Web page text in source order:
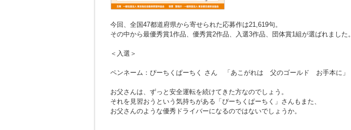
今回、全国47都道府県から寄せられた応募作は21,619句。
その中から最優秀賞1作品、優秀賞2作品、入選3作品、団体賞1組が選ばれました。
＜入選＞
ペンネーム：ぴーちくぱーちく さん 「あこがれは 父のゴールド お手本に」
お父さんは、ずっと安全運転を続けてきた方なのでしょう。
それを見習おうという気持ちがある「ぴーちくぱーちく」さんもまた、
お父さんのような優秀ドライバーになるのではないでしょうか。